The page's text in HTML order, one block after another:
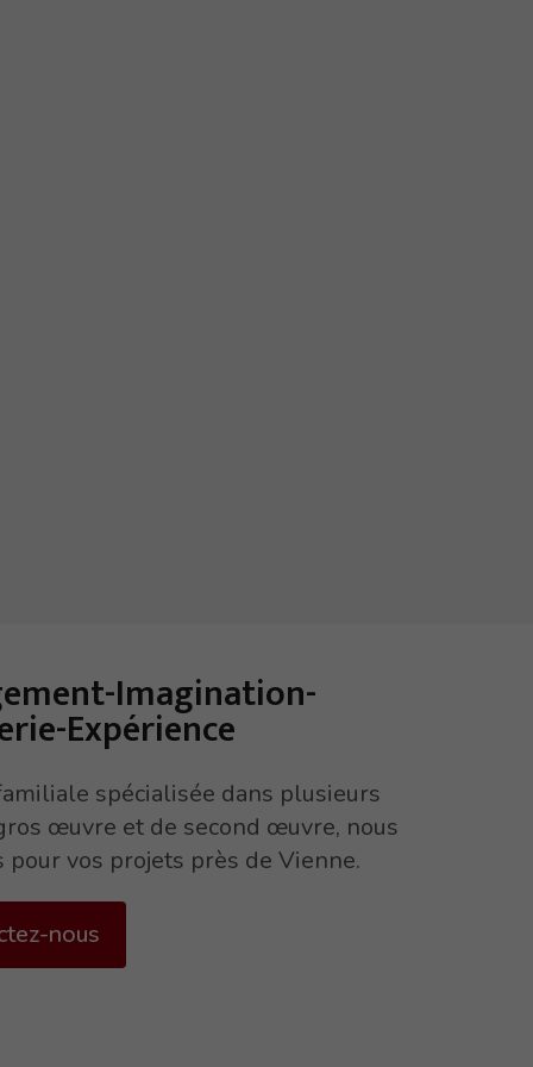
Imagination-
Expérience
spécialisée dans plusieurs
œuvre et de second œuvre, nous
vos projets près de Vienne.
nous